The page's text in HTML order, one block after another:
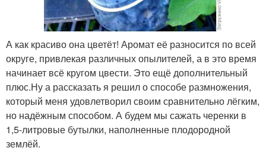
А как красиво она цветёт! Аромат её разносится по всей
округе, привлекая различных опылителей, а в это время
начинает всё кругом цвести. Это ещё дополнительный
плюс.Ну а рассказать я решил о способе размножения,
который меня удовлетворил своим сравнительно лёгким,
но надёжным способом. А будем мы сажать черенки в
1,5-литровые бутылки, наполненные плодородной
землёй.